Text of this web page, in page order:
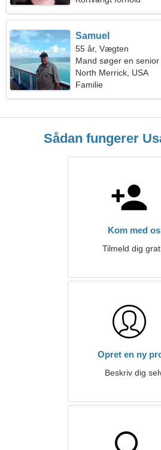
Samuel
55 år, Vægten
Mand søger en
North Merrick, USA
Familie
Sådan fungerer
Kom med os
Tilmeld dig
Opret en ny
Beskriv dig